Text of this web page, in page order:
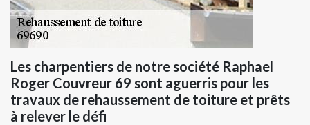
Les charpentiers de notre société Raphael
Roger Couvreur 69 sont aguerris pour les
travaux de rehaussement de toiture et prêts
à relever le défi